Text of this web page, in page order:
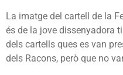
La imatge del cartell de la
és de la jove dissenyadora
dels cartells ques es van
dels Racons, però que no